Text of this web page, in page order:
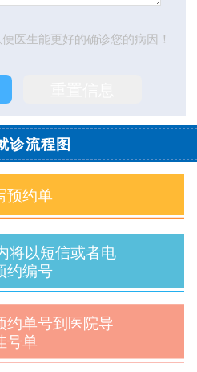
医生能更好的确诊您的病因！
诊流程图
预约单
将以短信或者电
约编号
约单号到医院导
号单